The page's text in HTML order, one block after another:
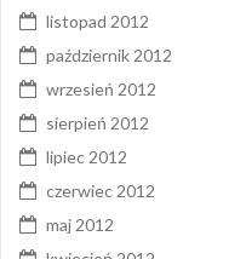
listopad 2012
październik 2012
wrzesień 2012
sierpień 2012
lipiec 2012
czerwiec 2012
maj 2012